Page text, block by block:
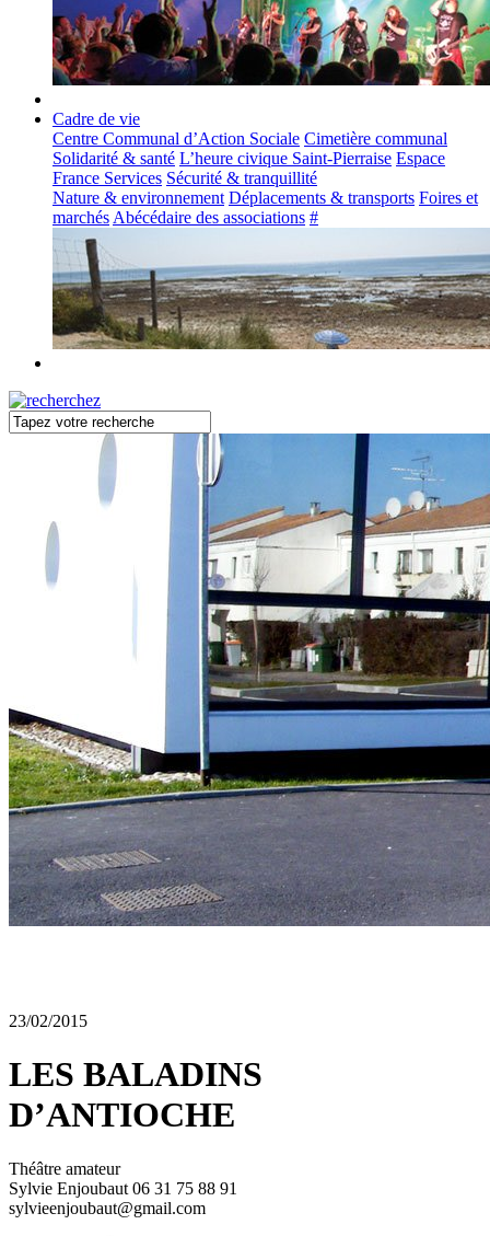
Cadre de vie
Centre Communal d’Action Sociale Cimetière communal
Solidarité & santé L’heure civique Saint-Pierraise Espace
France Services Sécurité & tranquillité
Nature & environnement Déplacements & transports Foires et
marchés Abécédaire des associations #
23/02/2015
LES BALADINS
D’ANTIOCHE
Théâtre amateur
Sylvie Enjoubaut 06 31 75 88 91
sylvieenjoubaut@gmail.com